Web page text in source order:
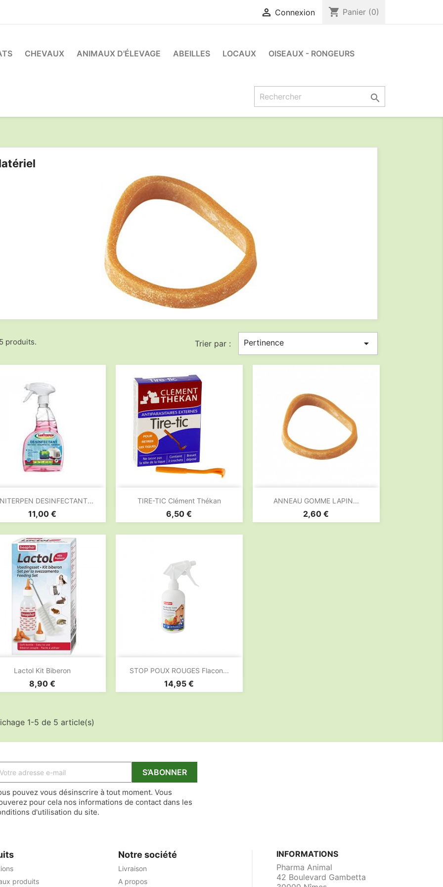
 Connexion shopping_cart Panier (0)
CHEVAUX ANIMAUX D'ÉLEVAGE ABEILLES LOCAUX OISEAUX - RONGEURS

produits. Trier par : Pertinence 
DESINFECTANT...
Prix
11,00 €
Aperçu rapide TIRE-TIC Clément Thékan
Prix
6,50 €
Aperçu rapide ANNEAU GOMME LAPIN...
Prix
2,60 €
Aperçu rapide
Lactol Kit Biberon
Prix
8,90 €
Aperçu rapide STOP POUX ROUGES Flacon...
Prix
14,95 €
Aperçu rapide
1-5 de 5 article(s)
pouvez vous désinscrire à tout moment. Vous
pour cela nos informations de contact dans les
d'utilisation du site.
produits
Notre société
Livraison
A propos
INFORMATIONS
Pharma Animal
42 Boulevard Gambetta